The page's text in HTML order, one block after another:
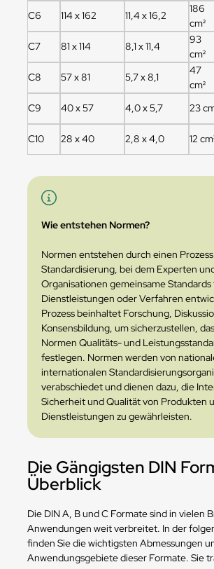
C6 114 x 162 11,4 x 16,2
186
cm²
C7 81 x 114 8,1 x 11,4
93
cm²
C8 57 x 81 5,7 x 8,1
47
cm²
C9
40 x 57 4,0 x 5,7 23
C10
28 x 40 2,8 x 4,0 12
Wie entstehen Normen?
Normen entstehen durch einen
Standardisierung, bei dem Experten
Organisationen gemeinsame
Dienstleistungen oder Verfahren
Prozess beinhaltet Forschung,
Konsensbildung, um sicherzustellen,
Normen Qualitäts- und
festlegen. Normen werden von
internationalen
verabschiedet und dienen dazu, die
Sicherheit und Qualität von Produkten
Dienstleistungen zu gewährleisten.
Die Gängigsten DIN
Überblick
Die DIN A, B und C Formate sind in vielen
Anwendungen weit verbreitet. In der
finden Sie die wichtigsten Abmessungen
Anwendungsgebiete dieser Formate. Sie